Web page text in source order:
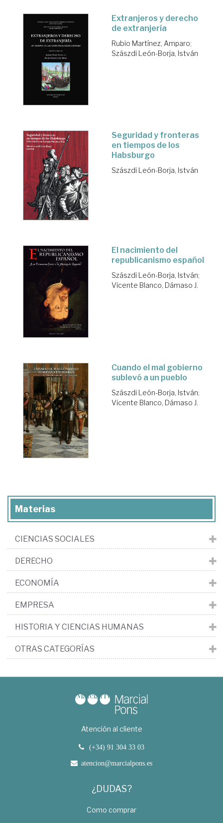
Extranjeros y derecho
de extranjería
Rubio Martínez, Amparo;
Szászdi León-Borja, István
Seguridad y fronteras
en tiempos de los
Habsburgo
Szászdi León-Borja, István
El nacimiento del
republicanismo español
Szászdi León-Borja, István;
Vicente Blanco, Dámaso J.
Cuando el mal gobierno
sublevó a un pueblo
Szászdi León-Borja, István;
Vicente Blanco, Dámaso J.
Materias
CIENCIAS SOCIALES
DERECHO
ECONOMÍA
EMPRESA
HISTORIA Y CIENCIAS HUMANAS
OTRAS CATEGORÍAS
Atención al cliente
(+34) 91 304 33 03
atencion@marcialpons.es
¿DUDAS?
Como comprar